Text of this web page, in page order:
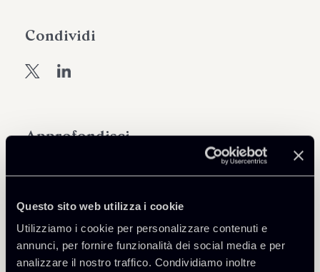
Questo sito web utilizza i cookie
Utilizziamo i cookie per personalizzare contenuti e
annunci, per fornire funzionalità dei social media e per
analizzare il nostro traffico. Condividiamo inoltre
Approfondisci
Public Law, Regulatory & Authorities
Condividi
Torna agli Insights